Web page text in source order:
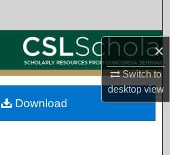
×
Switch to
desktopview
Collections
My Account
About
Download